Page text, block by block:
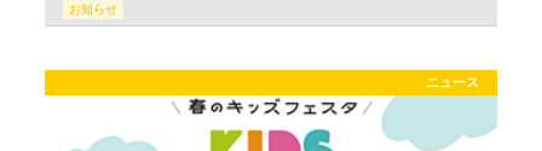
お知らせ
ニュース